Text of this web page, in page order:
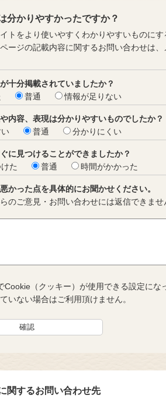
分かりやすかったですか？
トをより使いやすくわかりやすいものにす
ージの記載内容に関するお問い合わせは
十分掲載されていましたか？
普通 情報が足りない
内容、表現は分かりやすいものでしたか？
普通 分かりにくい
に見つけることができましたか？
た
普通 時間がかかった
かった点を具体的にお聞かせください。
のご意見・お問い合わせには返信できませ
（クッキー）が使用できる設定にな
いない場合はご利用頂けません。
関するお問い合わせ先